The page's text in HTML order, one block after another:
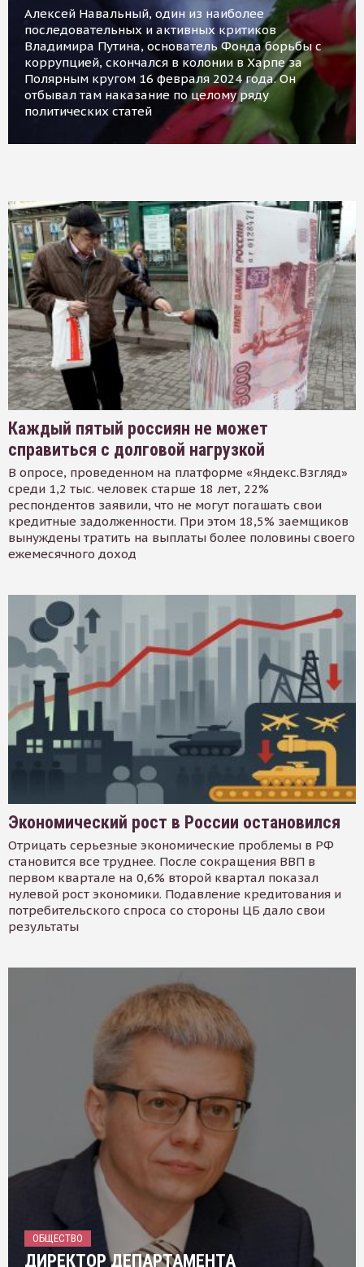
Алексей Навальный, один из наиболее
последовательных и активных критиков
Владимира Путина, основатель Фонда борьбы с
коррупцией, скончался в колонии в Харпе за
Полярным кругом 16 февраля 2024 года. Он
отбывал там наказание по целому ряду
политических статей
Каждый пятый россиян не может
справиться с долговой нагрузкой
В опросе, проведенном на платформе «Яндекс.Взгляд»
среди 1,2 тыс. человек старше 18 лет, 22%
респондентов заявили, что не могут погашать свои
кредитные задолженности. При этом 18,5% заемщиков
вынуждены тратить на выплаты более половины своего
ежемесячного доход
Экономический рост в России остановился
Отрицать серьезные экономические проблемы в РФ
становится все труднее. После сокращения ВВП в
первом квартале на 0,6% второй квартал показал
нулевой рост экономики. Подавление кредитования и
потребительского спроса со стороны ЦБ дало свои
результаты
ОБЩЕСТВО
ДИРЕКТОР ДЕПАРТАМЕНТА